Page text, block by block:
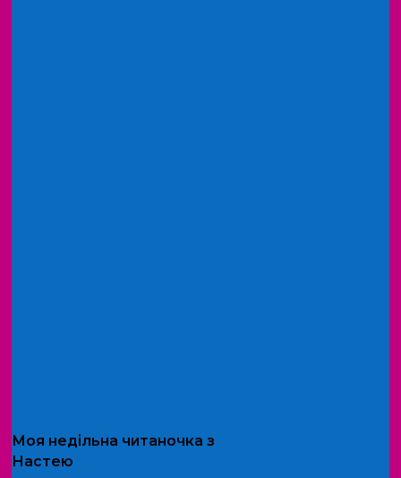
Моя недільна читаночка з
Настею